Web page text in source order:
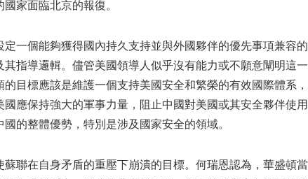
家面臨北京的報復。
一個能夠獲得國內持久支持並與外國夥伴的優先事項兼容的
指導邏輯。儘管美國領導人似乎沒有能力或不願意闡明這一
目標應該是維護一個支持美國安全和繁榮的有效國際體系，
應保持強大的軍事力量，阻止中國對美國或其安全夥伴使用
的整體優勢，特別是涉及國家安全的領域。
聯在自身矛盾的重壓下崩潰的目標。何瑞恩認為，華盛頓當